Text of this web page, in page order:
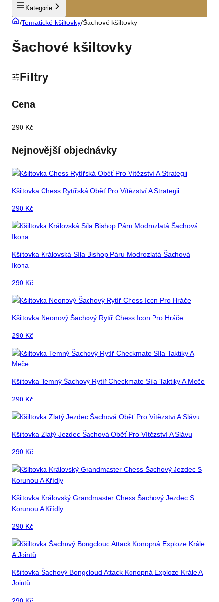
Kategorie
/Tematické kšiltovky/Šachové kšiltovky
Šachové kšiltovky
Filtry
Cena
290 Kč
Nejnovější objednávky
Kšiltovka Chess Rytířská Oběť Pro Vítězství A Strategii
290 Kč
Kšiltovka Královská Síla Bishop Páru Modrozlatá Šachová
Ikona
290 Kč
Kšiltovka Neonový Šachový Rytíř Chess Icon Pro Hráče
290 Kč
Kšiltovka Temný Šachový Rytíř Checkmate Síla Taktiky A Meče
290 Kč
Kšiltovka Zlatý Jezdec Šachová Oběť Pro Vítězství A Slávu
290 Kč
Kšiltovka Královský Grandmaster Chess Šachový Jezdec S
Korunou A Křídly
290 Kč
Kšiltovka Šachový Bongcloud Attack Konopná Exploze Krále A
Jointů